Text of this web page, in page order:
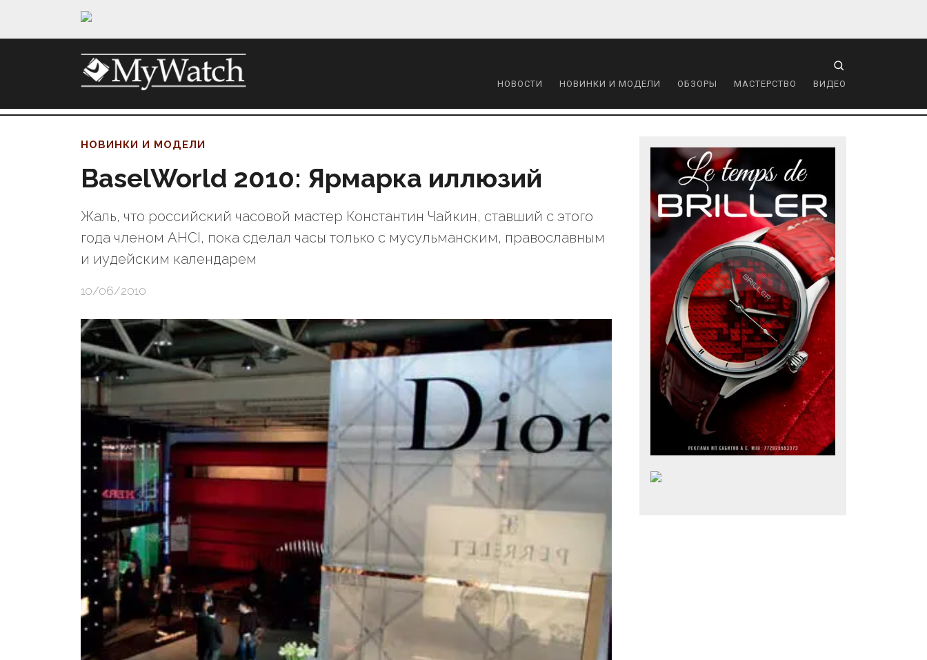
НОВОСТИ НОВИНКИ И МОДЕЛИ ОБЗОРЫ МАСТЕРСТВО ВИДЕО
НОВИНКИ И МОДЕЛИ
BaselWorld 2010: Ярмарка иллюзий
Жаль, что российский часовой мастер Константин Чайкин, ставший с этого
года членом AHCI, пока сделал часы только с мусульманским, православным
и иудейским календарем
10/06/2010